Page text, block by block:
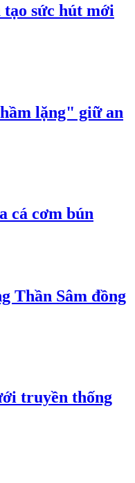
tạo sức hút mới
lặng" giữ an
cá cơm bún
Thần Sâm đồng
truyền thống